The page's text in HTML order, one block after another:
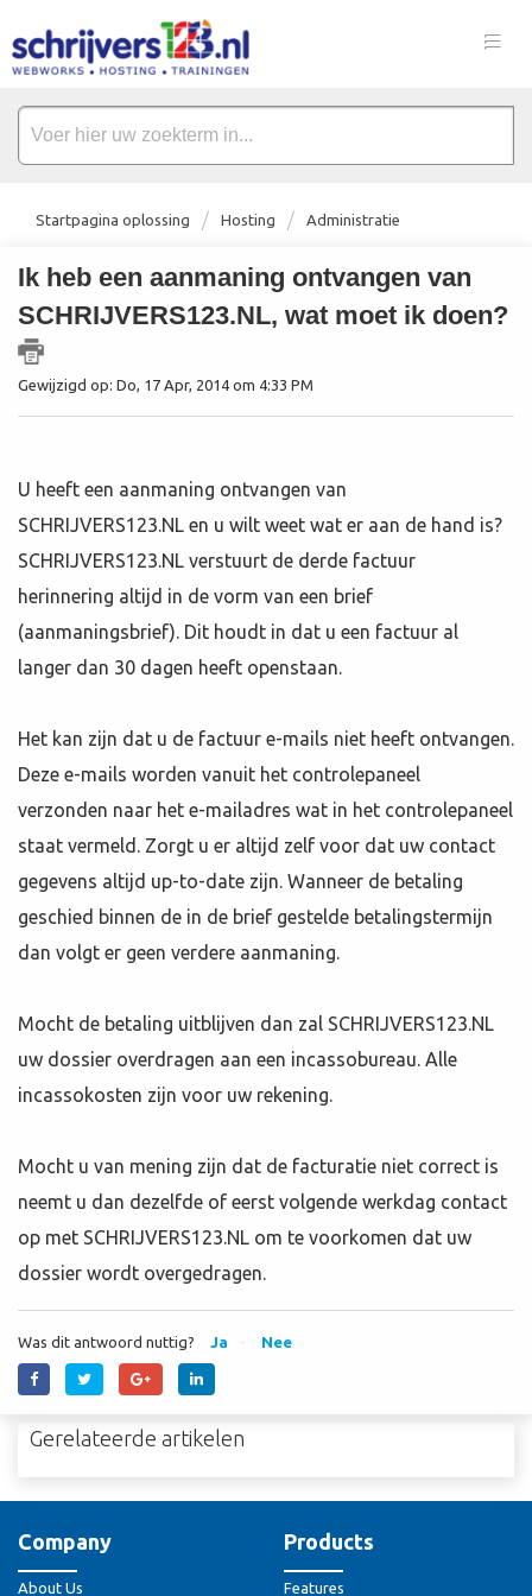
Startpagina oplossing Hosting Administratie
Ik heb een aanmaning ontvangen van
SCHRIJVERS123.NL, wat moet ik doen?
Gewijzigd op: Do, 17 Apr, 2014 om 4:33 PM
U heeft een aanmaning ontvangen van
SCHRIJVERS123.NL en u wilt weet wat er aan de hand is?
SCHRIJVERS123.NL verstuurt de derde factuur
herinnering altijd in de vorm van een brief
(aanmaningsbrief). Dit houdt in dat u een factuur al
langer dan 30 dagen heeft openstaan.
Het kan zijn dat u de factuur e-mails niet heeft ontvangen.
Deze e-mails worden vanuit het controlepaneel
verzonden naar het e-mailadres wat in het controlepaneel
staat vermeld. Zorgt u er altijd zelf voor dat uw contact
gegevens altijd up-to-date zijn. Wanneer de betaling
geschied binnen de in de brief gestelde betalingstermijn
dan volgt er geen verdere aanmaning.
Mocht de betaling uitblijven dan zal SCHRIJVERS123.NL
uw dossier overdragen aan een incassobureau. Alle
incassokosten zijn voor uw rekening.
Mocht u van mening zijn dat de facturatie niet correct is
neemt u dan dezelfde of eerst volgende werkdag contact
op met SCHRIJVERS123.NL om te voorkomen dat uw
dossier wordt overgedragen.
Was dit antwoord nuttig? Ja Nee
Gerelateerde artikelen
Company
About Us
Products
Features